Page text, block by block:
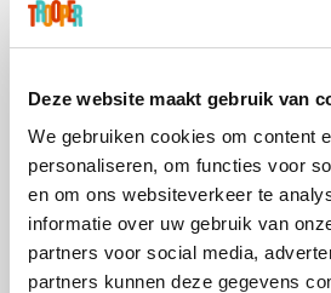
Deze website maakt gebruik van
We gebruiken cookies om content
personaliseren, om functies voor
en om ons websiteverkeer te
informatie over uw gebruik van
partners voor social media,
partners kunnen deze gegevens